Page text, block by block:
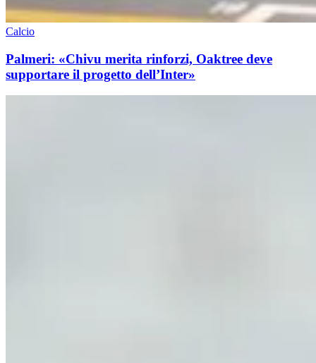
Calcio
Palmeri: «Chivu merita rinforzi, Oaktree deve
supportare il progetto dell’Inter»